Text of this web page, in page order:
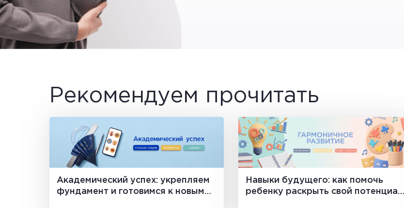
Рекомендуем прочитать
Академический успех: укрепляем
фундамент и готовимся к новым
Навыки будущего: как помочь
ребенку раскрыть свой потенциал